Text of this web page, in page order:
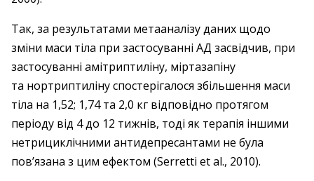
Так, за результатами метааналізу даних щодо
зміни маси тіла при застосуванні АД засвідчив, при
застосуванні амітриптиліну, міртазапіну
та нортриптиліну спостерігалося збільшення маси
тіла на 1,52; 1,74 та 2,0 кг відповідно протягом
періоду від 4 до 12 тижнів, тоді як тера­пія іншими
нетрициклічними ­антидепресантами не була
пов’язана з цим ефектом (Serretti et al., 2010).